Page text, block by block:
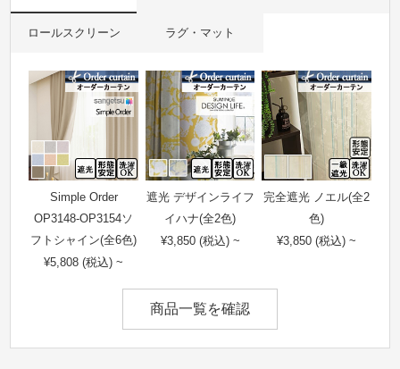
ロールスクリーン ラグ・マット
Simple Order
OP3148-OP3154ソ
フトシャイン(全6色)
¥5,808 (税込) ~
遮光 デザインライフ
イハナ(全2色)
¥3,850 (税込) ~
完全遮光 ノエル(全2
色)
¥3,850 (税込) ~
商品一覧を確認